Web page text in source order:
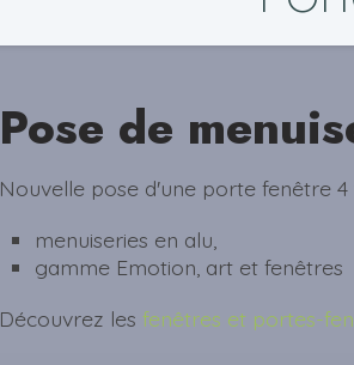
Pose de
Nouvelle pose d'une porte fenêtre 4
menuiseries en alu,
gamme Emotion, art et fenêtres
Découvrez les fenêtres et portes-